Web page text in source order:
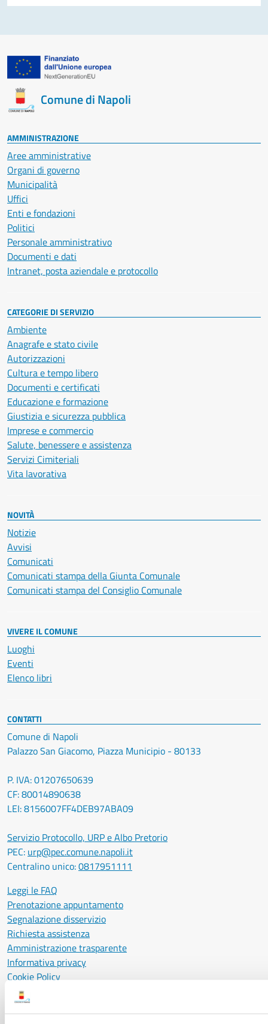
Comune di Napoli
AMMINISTRAZIONE
Aree amministrative
Organi di governo
Municipalità
Uffici
Enti e fondazioni
Politici
Personale amministrativo
Documenti e dati
Intranet, posta aziendale e protocollo
CATEGORIE DI SERVIZIO
Ambiente
Anagrafe e stato civile
Autorizzazioni
Cultura e tempo libero
Documenti e certificati
Educazione e formazione
Giustizia e sicurezza pubblica
Imprese e commercio
Salute, benessere e assistenza
Servizi Cimiteriali
Vita lavorativa
NOVITÀ
Notizie
Avvisi
Comunicati
Comunicati stampa della Giunta Comunale
Comunicati stampa del Consiglio Comunale
VIVERE IL COMUNE
Luoghi
Eventi
Elenco libri
CONTATTI
Comune di Napoli
Palazzo San Giacomo, Piazza Municipio - 80133
P. IVA: 01207650639
CF: 80014890638
LEI: 8156007FF4DEB97ABA09
Servizio Protocollo, URP e Albo Pretorio
PEC: urp@pec.comune.napoli.it
Centralino unico:0817951111
Leggi le FAQ
Prenotazione appuntamento
Segnalazione disservizio
Richiesta assistenza
Amministrazione trasparente
Informativa privacy
Cookie Policy
Social Media Policy
Note legali